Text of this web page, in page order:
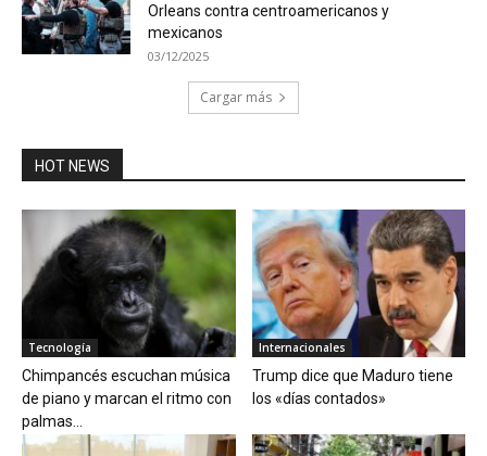
Orleans contra centroamericanos y
mexicanos
03/12/2025
Cargar más
HOT NEWS
Tecnología
Chimpancés escuchan música
de piano y marcan el ritmo con
palmas...
Internacionales
Trump dice que Maduro tiene
los «días contados»